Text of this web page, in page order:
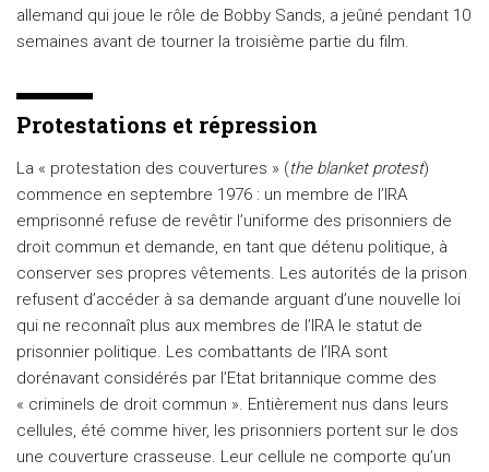
allemand qui joue le rôle de Bobby Sands, a jeûné pendant 10
semaines avant de tourner la troisième partie du film.
Protestations et répression
La « protestation des couvertures » (the blanket protest)
commence en septembre 1976 : un membre de l’IRA
emprisonné refuse de revêtir l’uniforme des prisonniers de
droit commun et demande, en tant que détenu politique, à
conserver ses propres vêtements. Les autorités de la prison
refusent d’accéder à sa demande arguant d’une nouvelle loi
qui ne reconnaît plus aux membres de l’IRA le statut de
prisonnier politique. Les combattants de l’IRA sont
dorénavant considérés par l’Etat britannique comme des
« criminels de droit commun ». Entièrement nus dans leurs
cellules, été comme hiver, les prisonniers portent sur le dos
une couverture crasseuse. Leur cellule ne comporte qu’un